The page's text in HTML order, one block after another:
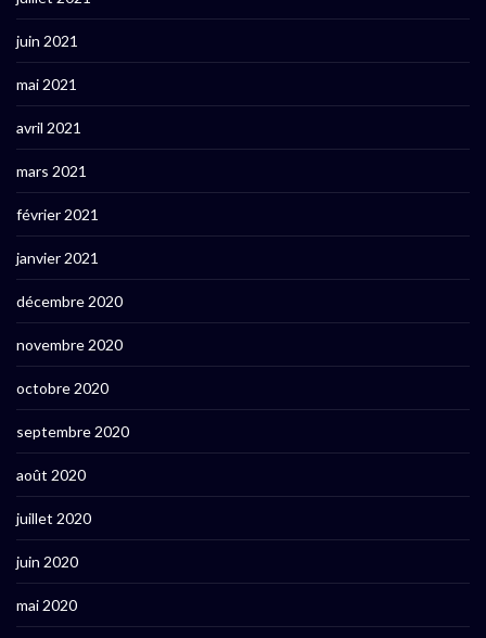
juin 2021
mai 2021
avril 2021
mars 2021
février 2021
janvier 2021
décembre 2020
novembre 2020
octobre 2020
septembre 2020
août 2020
juillet 2020
juin 2020
mai 2020